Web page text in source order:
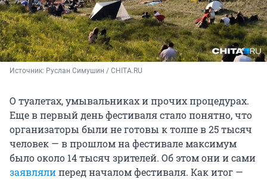
Источник: Руслан Симушин / CHITA.RU
О туалетах, умывальниках и прочих процедурах.
Еще в первый день фестиваля стало понятно, что
организаторы были не готовы к толпе в 25 тысяч
человек — в прошлом на фестивале максимум
было около 14 тысяч зрителей. Об этом они и сами
заявлялиперед началом фестиваля. Как итог —